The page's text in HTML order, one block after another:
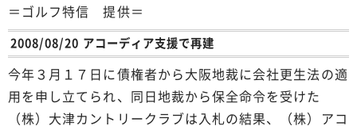
＝ゴルフ特信 提供＝
2008/08/20 アコーディア支援で再建
今年３月１７日に債権者から大阪地裁に会社更生法の適
用を申し立てられ、同日地裁から保全命令を受けた
（株）大津カントリークラブは入札の結果、（株）アコ